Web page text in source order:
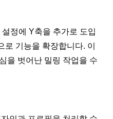
정에 Y축을 추가로 도입
기능을 확장합니다. 이
을 벗어난 밀링 작업을 수